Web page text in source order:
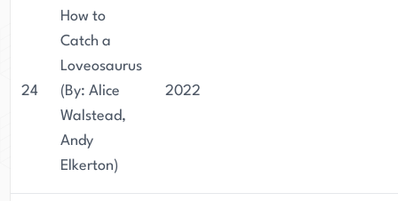
24
How to
Catch a
Loveosaurus
(By: Alice
Walstead,
Andy
Elkerton)
2022